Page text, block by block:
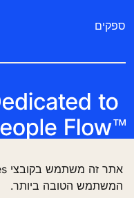
המשתמש הטובה ביותר.
ספקים